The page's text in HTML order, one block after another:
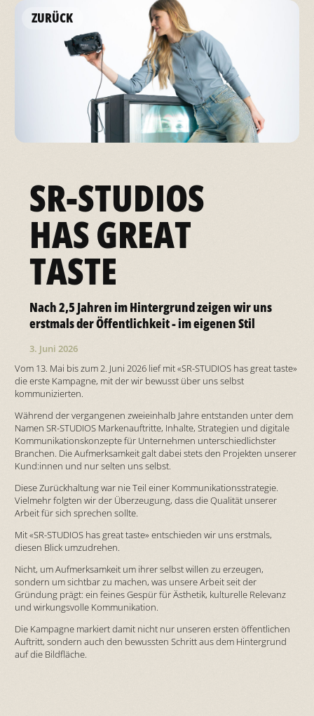
ZURÜCK
SR-STUDIOS
HAS GREAT
TASTE
Nach 2,5 Jahren im Hintergrund zeigen wir uns
erstmals der Öffentlichkeit - im eigenen Stil
3. Juni 2026
Vom 13. Mai bis zum 2. Juni 2026 lief mit «SR-STUDIOS has great taste»
die erste Kampagne, mit der wir bewusst über uns selbst
kommunizierten.
Während der vergangenen zweieinhalb Jahre entstanden unter dem
Namen SR-STUDIOS Markenauftritte, Inhalte, Strategien und digitale
Kommunikationskonzepte für Unternehmen unterschiedlichster
Branchen. Die Aufmerksamkeit galt dabei stets den Projekten unserer
Kund:innen und nur selten uns selbst.
Diese Zurückhaltung war nie Teil einer Kommunikationsstrategie.
Vielmehr folgten wir der Überzeugung, dass die Qualität unserer
Arbeit für sich sprechen sollte.
Mit «SR-STUDIOS has great taste» entschieden wir uns erstmals,
diesen Blick umzudrehen.
Nicht, um Aufmerksamkeit um ihrer selbst willen zu erzeugen,
sondern um sichtbar zu machen, was unsere Arbeit seit der
Gründung prägt: ein feines Gespür für Ästhetik, kulturelle Relevanz
und wirkungsvolle Kommunikation.
Die Kampagne markiert damit nicht nur unseren ersten öffentlichen
Auftritt, sondern auch den bewussten Schritt aus dem Hintergrund
auf die Bildfläche.